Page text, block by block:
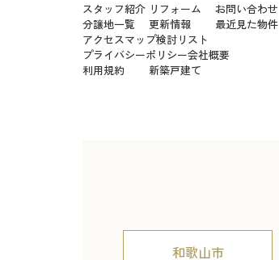
スタッフ紹介 リフォーム
お問い合わせ
分譲地一覧
更新情報
最近見た物件
アクセスマップ検討リスト
プライバシーポリシー会社概要
利用規約
新築戸建て
和歌山市